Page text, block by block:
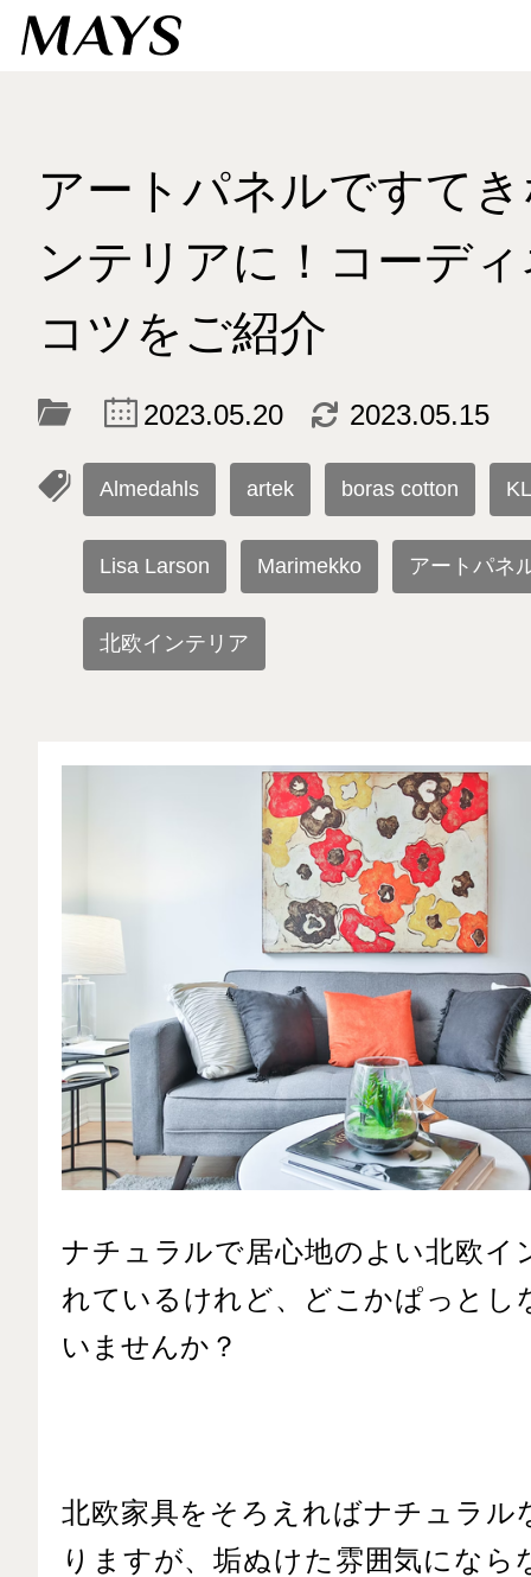
アートパネルですて
ンテリアに！コーデ
コツをご紹介
c d 2023.05.20 2023.05.15
l Almedahls artek boras cotton
Lisa Larson Marimekko アートパネ
北欧インテリア
ナチュラルで居心地のよい北欧イ
れているけれど、どこかぱっとし
いませんか？
北欧家具をそろえればナチュラル
りますが、垢ぬけた雰囲気になら